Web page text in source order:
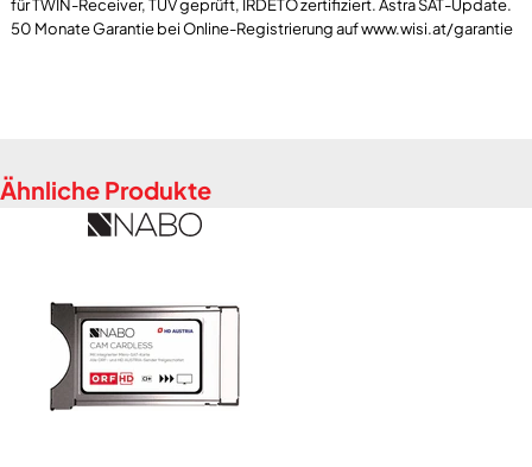
für TWIN-Receiver, TÜV geprüft, IRDETO zertifiziert. Astra SAT-Update.
50 Monate Garantie bei Online-Registrierung auf www.wisi.at/garantie
Ähnliche Produkte